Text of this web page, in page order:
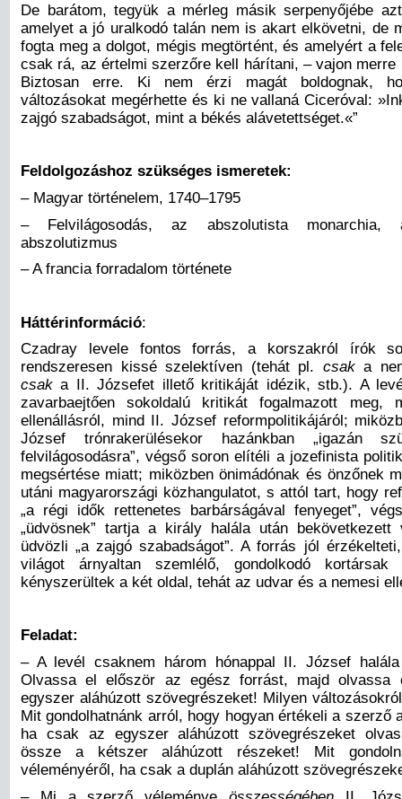
De barátom, tegyük a mérleg másik serpenyőjébe
amelyet a jó uralkodó talán nem is akart elkövetni, de
fogta meg a dolgot, mégis megtörtént, és amelyért a
csak rá, az értelmi szerzőre kell hárítani, –vajon merre
Biztosan erre. Ki nem érzi magát boldognak,
változásokat megérhette és ki ne vallaná Ciceróval:
zajgó szabadságot, mint a békés alávetettséget.«”
Feldolgozáshoz szükséges ismeretek:
– Magyar történelem, 1740–1795
– Felvilágosodás, az abszolutista monarchia,
abszolutizmus
– A francia forradalom története
Háttérinformáció:
Czadray levele fontos forrás, a korszakról írók
rendszeresen kissé szelektíven (tehát pl. csaka
csak a II. Józsefet illető kritikáját idézik, stb.). A
zavarbaejtően sokoldalú kritikát fogalmazott meg,
ellenállásról, mind II. József reformpolitikájáról;
József trónrakerülésekor hazánkban „igazán
felvilágosodásra”, végső soron elítéli a jozefinista
megsértése miatt; miközben önimádónak és önzőnek
utáni magyarországi közhangulatot, s attól tart, hogy
„a régi idők rettenetes barbárságával fenyeget”,
„üdvösnek” tartja a király halála után bekövetkezett
üdvözli „a zajgó szabadságot”. A forrás jól
világot árnyaltan szemlélő, gondolkodó
kényszerültek a két oldal, tehát az udvar és a nemesi
Feladat:
– A levél csaknem három hónappal II. József
Olvassa el először az egész forrást, majd olvassa
egyszer aláhúzott szövegrészeket! Milyen
Mit gondolhatnánk arról, hogy hogyan értékeli a szerző
ha csak az egyszer aláhúzott szövegrészeket
össze a kétszer aláhúzott részeket! Mit
véleményéről, ha csak a duplán aláhúzott